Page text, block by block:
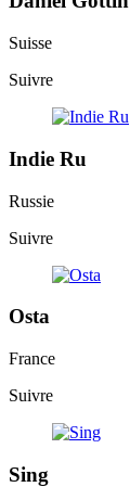
Suisse
Suivre
Indie Ru
Russie
Suivre
Osta
France
Suivre
Sing